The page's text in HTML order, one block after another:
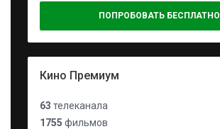
ПОПРОБОВАТЬ БЕСПЛАТНО
Кино Премиум
63 телеканала
1755 фильмов